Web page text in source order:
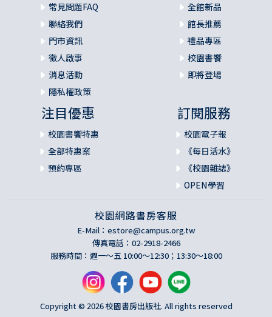
常見問題FAQ
聯絡我們
門市資訊
徵人啟事
消息活動
隱私權政策
全館新品
館長推薦
禮品專區
校園書饗
即將登場
注目優惠
校園書饗特惠
全部特惠案
預約專區
訂閱服務
校園電子報
《每日活水》
《校園雜誌》
OPEN學習
校園網路書房客服
E-Mail： estore@campus.org.tw
傳真電話：02-2918-2466
服務時間：週一～五 10:00～12:30；13:30～18:00
Copyright © 2026 校園書房出版社. All rights reserved